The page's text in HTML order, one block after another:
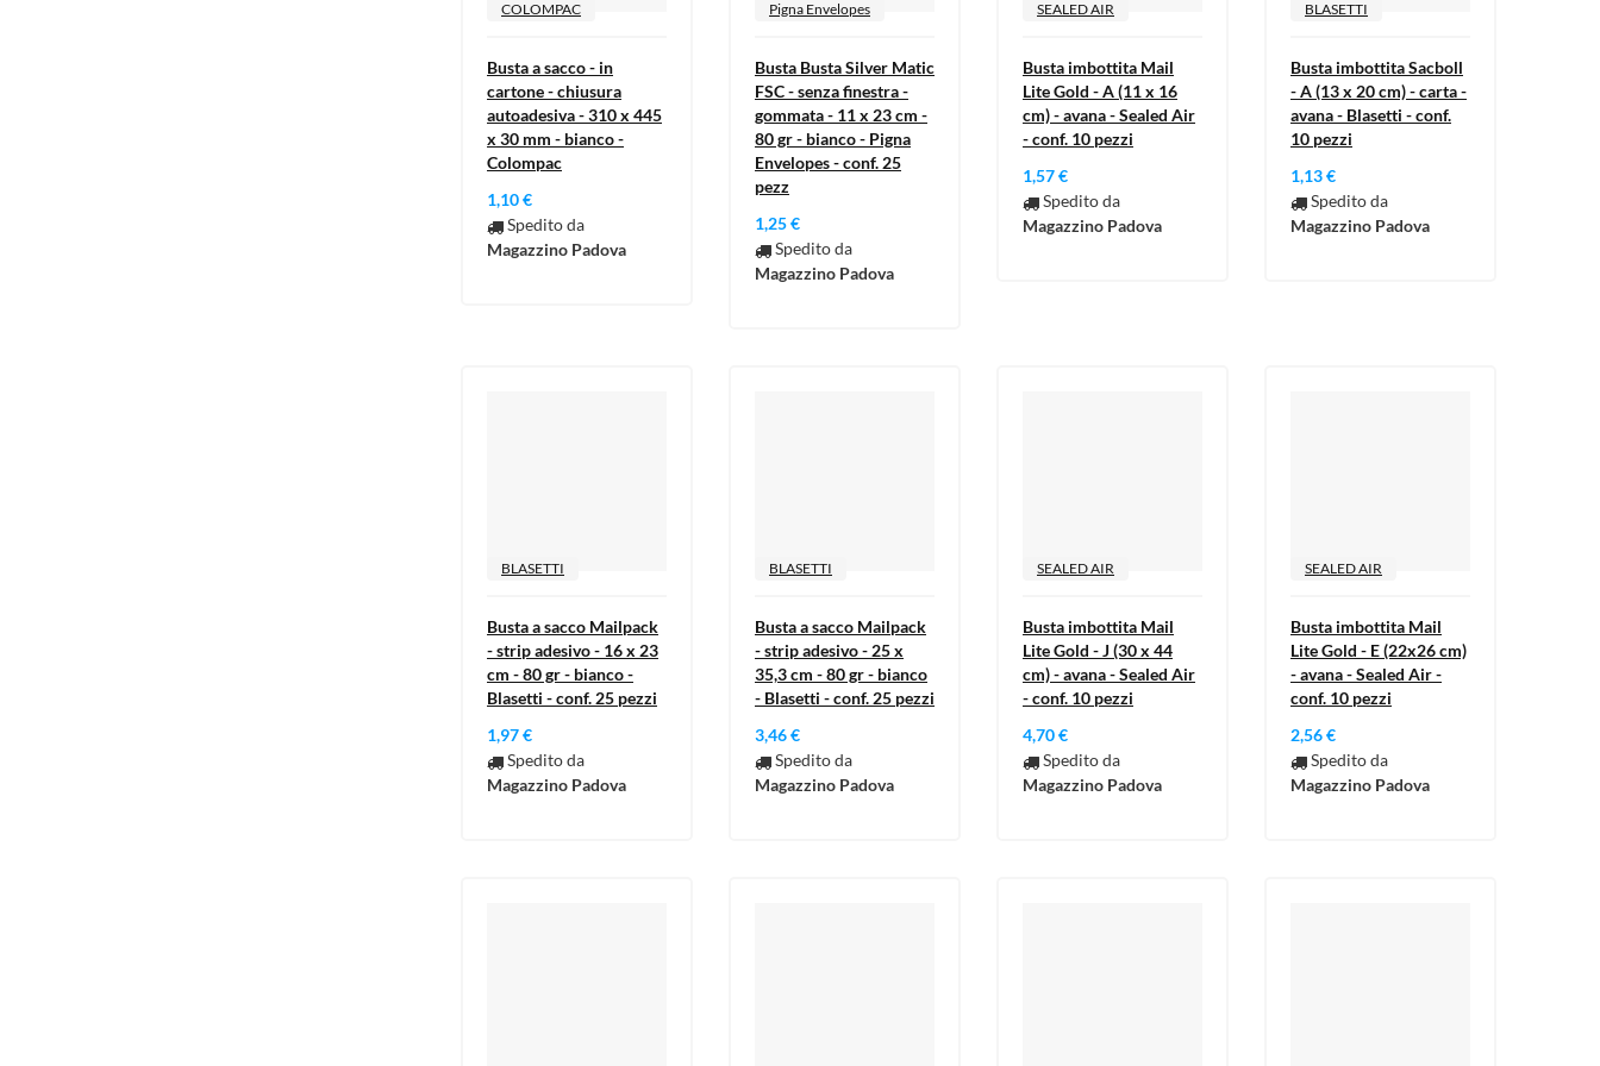
COLOMPAC
Busta a sacco - in
cartone - chiusura
autoadesiva - 310 x 445
x 30 mm - bianco -
Colompac
1,10 €
Spedito da
Magazzino Padova
Pigna Envelopes
Busta Busta Silver Matic
FSC - senza finestra -
gommata - 11 x 23 cm -
80 gr - bianco - Pigna
Envelopes - conf. 25
pezz
1,25 €
Spedito da
Magazzino Padova
SEALED AIR
Busta imbottita Mail
Lite Gold - A (11 x 16
cm) - avana - Sealed Air
- conf. 10 pezzi
1,57 €
Spedito da
Magazzino Padova
BLASETTI
Busta imbottita Sacboll
- A (13 x 20 cm) - carta -
avana - Blasetti - conf.
10 pezzi
1,13 €
Spedito da
Magazzino Padova
BLASETTI
Busta a sacco Mailpack
- strip adesivo - 16 x 23
cm - 80 gr - bianco -
Blasetti - conf. 25 pezzi
1,97 €
Spedito da
Magazzino Padova
BLASETTI
Busta a sacco Mailpack
- strip adesivo - 25 x
35,3 cm - 80 gr - bianco
- Blasetti - conf. 25 pezzi
3,46 €
Spedito da
Magazzino Padova
SEALED AIR
Busta imbottita Mail
Lite Gold - J (30 x 44
cm) - avana - Sealed Air
- conf. 10 pezzi
4,70 €
Spedito da
Magazzino Padova
SEALED AIR
Busta imbottita Mail
Lite Gold - E (22x26 cm)
- avana - Sealed Air -
conf. 10 pezzi
2,56 €
Spedito da
Magazzino Padova